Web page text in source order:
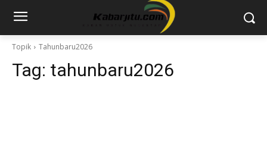
Topik Tahunbaru2026
Tag: tahunbaru2026